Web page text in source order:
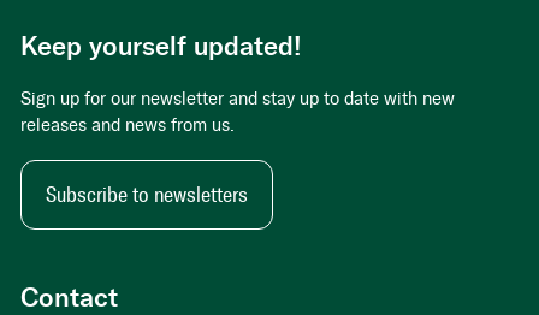
Contact
Keep yourself updated!
Sign up for our newsletter and stay up to date with new
releases and news from us.
Subscribe to newsletters